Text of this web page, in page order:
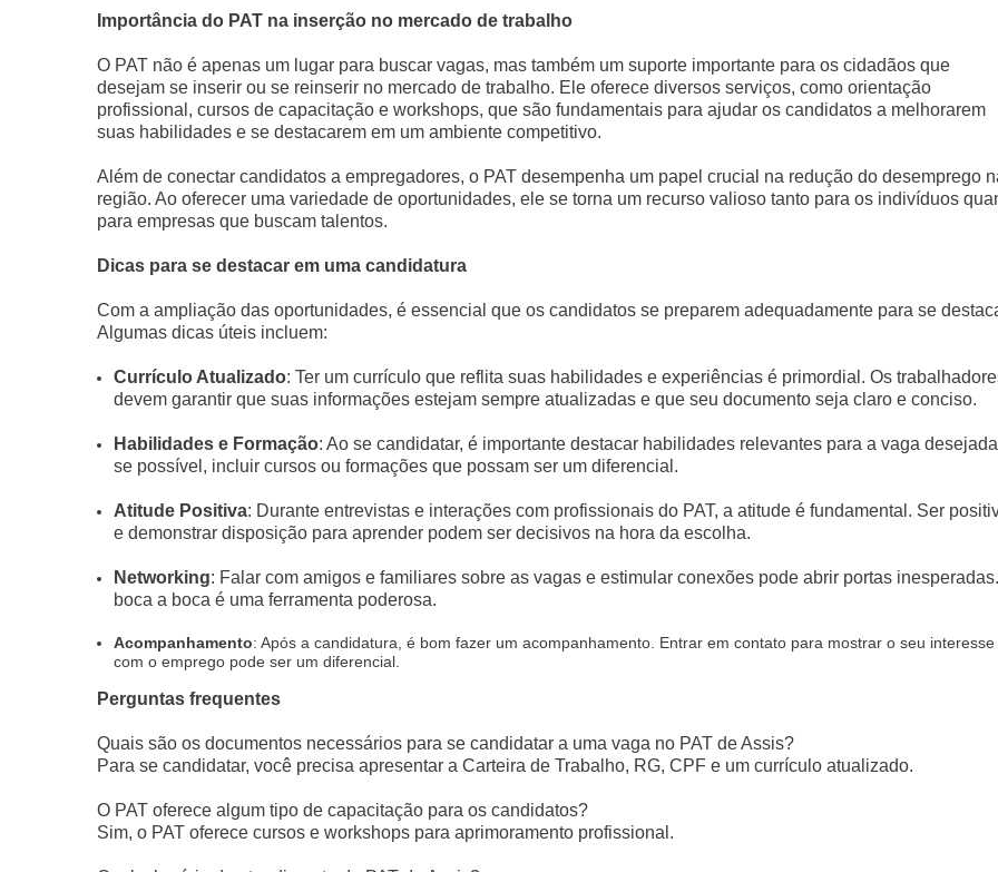
Importância do PAT na inserção no mercado de trabalho
O PAT não é apenas um lugar para buscar vagas, mas também um suporte importante para os cidadãos que
desejam se inserir ou se reinserir no mercado de trabalho. Ele oferece diversos serviços, como orientação
profissional, cursos de capacitação e workshops, que são fundamentais para ajudar os candidatos a melhorarem
suas habilidades e se destacarem em um ambiente competitivo.
Além de conectar candidatos a empregadores, o PAT desempenha um papel crucial na redução do desemprego
região. Ao oferecer uma variedade de oportunidades, ele se torna um recurso valioso tanto para os indivíduos
para empresas que buscam talentos.
Dicas para se destacar em uma candidatura
Com a ampliação das oportunidades, é essencial que os candidatos se preparem adequadamente para se
Algumas dicas úteis incluem:
Currículo Atualizado: Ter um currículo que reflita suas habilidades e experiências é primordial. Os
devem garantir que suas informações estejam sempre atualizadas e que seu documento seja claro e conciso.
Habilidades e Formação: Ao se candidatar, é importante destacar habilidades relevantes para a vaga
se possível, incluir cursos ou formações que possam ser um diferencial.
Atitude Positiva: Durante entrevistas e interações com profissionais do PAT, a atitude é fundamental. Ser
e demonstrar disposição para aprender podem ser decisivos na hora da escolha.
Networking: Falar com amigos e familiares sobre as vagas e estimular conexões pode abrir portas
boca a boca é uma ferramenta poderosa.
Acompanhamento: Após a candidatura, é bom fazer um acompanhamento. Entrar em contato para mostrar o seu interesse
com o emprego pode ser um diferencial.
Perguntas frequentes
Quais são os documentos necessários para se candidatar a uma vaga no PAT de Assis?
Para se candidatar, você precisa apresentar a Carteira de Trabalho, RG, CPF e um currículo atualizado.
O PAT oferece algum tipo de capacitação para os candidatos?
Sim, o PAT oferece cursos e workshops para aprimoramento profissional.